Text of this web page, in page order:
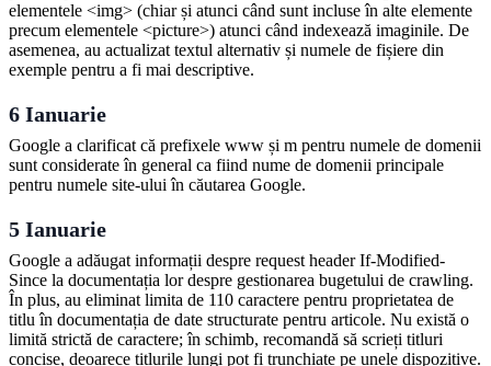
elementele <img> (chiar și atunci când sunt incluse în alte elemente
precum elementele <picture>) atunci când indexează imaginile. De
asemenea, au actualizat textul alternativ și numele de fișiere din
exemple pentru a fi mai descriptive.
6 Ianuarie
Google a clarificat că prefixele www și m pentru numele de domenii
sunt considerate în general ca fiind nume de domenii principale
pentru numele site-ului în căutarea Google.
5 Ianuarie
Google a adăugat informații despre request header If-Modified-
Since la documentația lor despre gestionarea bugetului de crawling.
În plus, au eliminat limita de 110 caractere pentru proprietatea de
titlu în documentația de date structurate pentru articole. Nu există o
limită strictă de caractere; în schimb, recomandă să scrieți titluri
concise, deoarece titlurile lungi pot fi trunchiate pe unele dispozitive.